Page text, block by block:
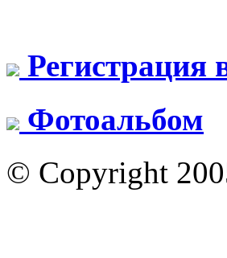
Регистрация
Фотоальбом
© Copyright